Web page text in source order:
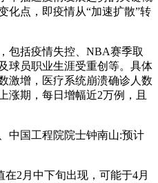
化点，即疫情从“加速扩散”转
包括疫情失控、NBA赛季取
球员职业生涯受重创等。具体
激增，医疗系统崩溃确诊人数
涨期，每日增幅近2万例，且
中国工程院院士钟南山:预计
在2月中下旬出现，可能于4月